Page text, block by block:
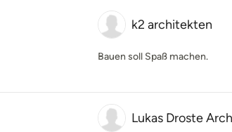
k2 architekten
Bauen soll Spaß machen.
Lukas Droste